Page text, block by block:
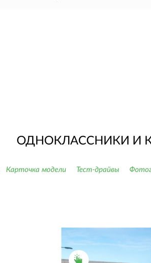
ОДНОКЛАССНИКИ И
Карточка модели Тест-драйвы
ПОДРОБНОСТИ